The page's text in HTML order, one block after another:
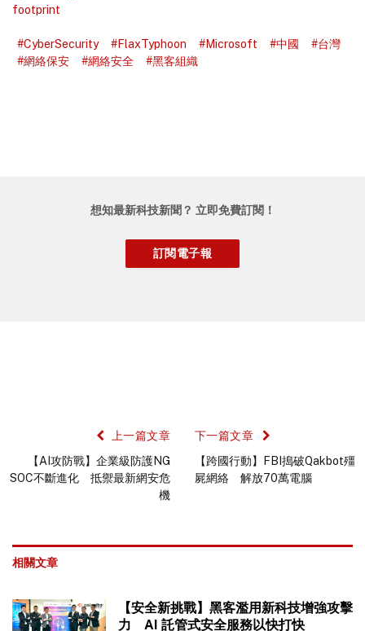
footprint
#CyberSecurity #FlaxTyphoon #Microsoft #中國
#台灣
#網絡保安
#網絡安全 #黑客組織
想知最新科技新聞？ 立即免費訂閱！
上一篇文章
【AI攻防戰】企業級防護NG
SOC不斷進化 抵禦最新網安危
機
下一篇文章
【跨國行動】FBI搗破Qakbot殭
屍網絡 解放70萬電腦
相關文章
【安全新挑戰】黑客濫用新科技增強攻擊
力 AI 託管式安全服務以快打快